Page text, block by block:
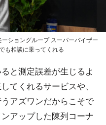
ショングループ スーパーバイザー
も相談に乗ってくれる
と測定誤差が生じるよ
てくれるサービスや、
アズワンだからこそで
アップした陳列コーナ